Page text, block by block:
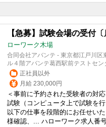
【急募】試験会場の受付
ローワーク木場
合同会社アバンテ - 東京都江戸川
ル４階アバンテ葛西駅前テストセン
正社員以外
月給 230,000円
＜事前に予約された受験者の対
試験（コンピュータ上で試験を
以下の仕事を段階的にお任せいた
様確認、... ハローワーク求人番